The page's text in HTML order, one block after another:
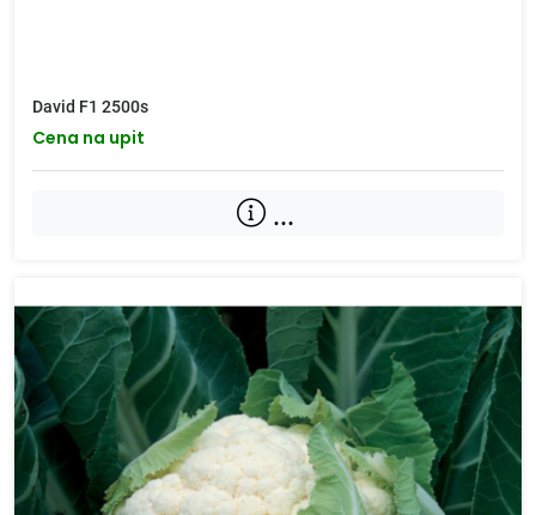
David F1 2500s
Cena na upit
...